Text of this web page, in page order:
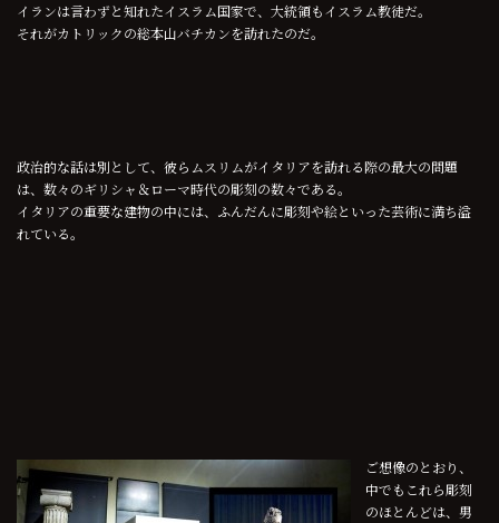
イランは言わずと知れたイスラム国家で、大統領もイスラム教徒だ。
それがカトリックの総本山バチカンを訪れたのだ。
政治的な話は別として、彼らムスリムがイタリアを訪れる際の最大の問題
は、数々のギリシャ＆ローマ時代の彫刻の数々である。
イタリアの重要な建物の中には、ふんだんに彫刻や絵といった芸術に満ち溢
れている。
ご想像のとおり、
中でもこれら彫刻
のほとんどは、男